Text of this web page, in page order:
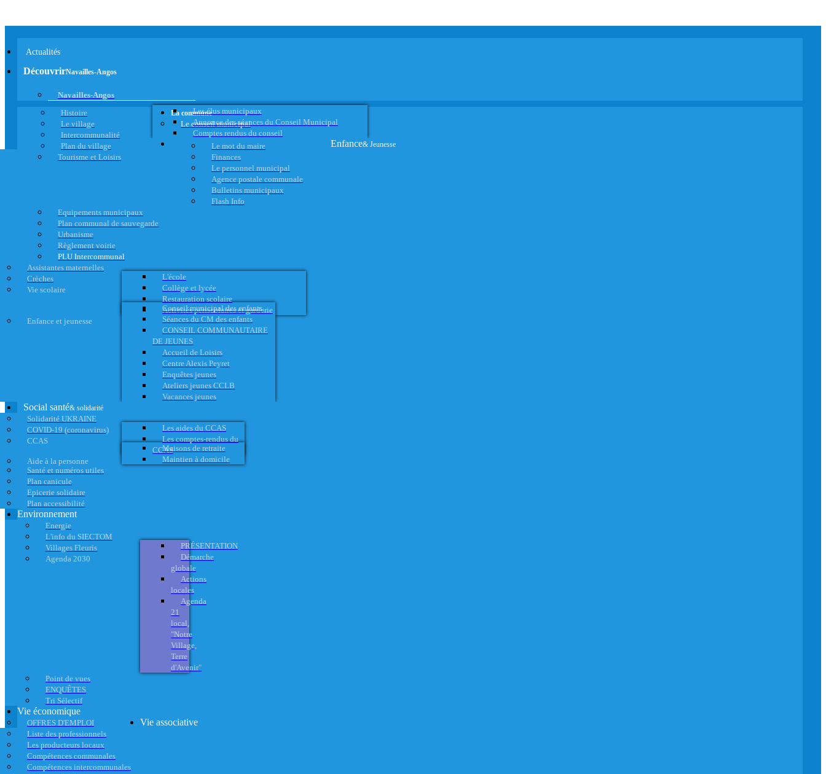
Actualités
DécouvrirNavailles-Angos
Navailles-Angos
Histoire
Le village
Intercommunalité
Plan du village
Tourisme et Loisirs
La commune
Le conseil municipal
Les élus municipaux
Annonce des séances du Conseil Municipal
Comptes rendus du conseil
Le mot du maire
Finances
Le personnel municipal
Agence postale communale
Bulletins municipaux
Flash Info
Equipements municipaux
Plan communal de sauvegarde
Urbanisme
Règlement voirie
PLU Intercommunal
Enfance& Jeunesse
Assistantes maternelles
Crèches
Vie scolaire
L'école
Collège et lycée
Restauration scolaire
Activités périscolaires et garderie
Enfance et jeunesse
Conseil municipal des enfants
Séances du CM des enfants
CONSEIL COMMUNAUTAIRE
DE JEUNES
Accueil de Loisirs
Centre Alexis Peyret
Enquêtes jeunes
Ateliers jeunes CCLB
Vacances jeunes
Social santé& solidarité
Solidarité UKRAINE
COVID-19 (coronavirus)
CCAS
Les aides du CCAS
Les comptes-rendus du
CCAS
Aide à la personne
Maisons de retraite
Maintien à domicile
Santé et numéros utiles
Plan canicule
Epicerie solidaire
Plan accessibilité
Environnement
Energie
L'info du SIECTOM
Villages Fleuris
Agenda 2030
PRÉSENTATION
Démarche
globale
Actions
locales
Agenda
21
local,
"Notre
Village,
Terre
d'Avenir"
Point de vues
ENQUÊTES
Tri Sélectif
Vie économique
OFFRES D'EMPLOI
Liste des professionnels
Les producteurs locaux
Compétences communales
Compétences intercommunales
Vie associative